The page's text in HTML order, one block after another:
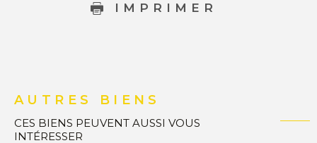
IMPRIMER
AUTRES BIENS
CES BIENS PEUVENT AUSSI VOUS
INTÉRESSER